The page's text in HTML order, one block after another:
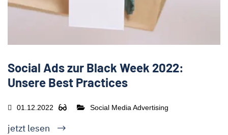
Social Ads zur Black Week 2022:
Unsere Best Practices
01.12.2022 Social Media Advertising
jetzt lesen